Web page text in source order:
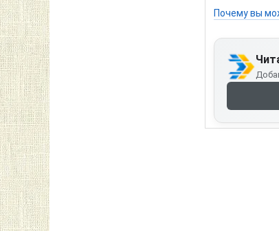
Почему вы